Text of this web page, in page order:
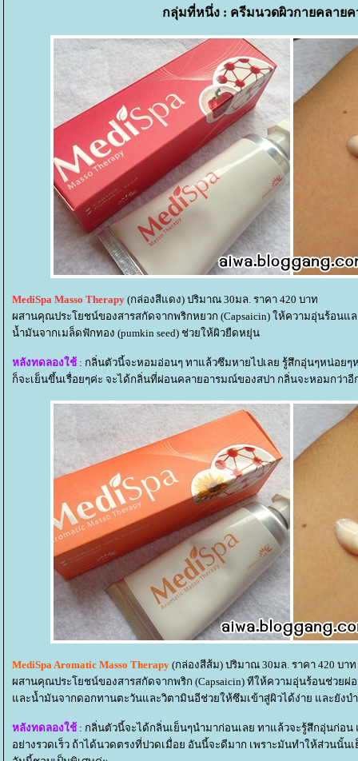
กลุ่มที่หนึ่ง : ครีมนวดผิวกายคลายค
MediSpa Masso Therapy (กล่องสีแดง) ปริมาณ 30มล. ราคา 420 บาท
ผสานคุณประโยชน์ของสารสกัดจากพริกหยวก (Capsaicin) ให้ความอุ่นร้อนแ
น้ำมันจากเมล็ดฟักทอง (pumkin seed) ช่วยให้ผิวยืดหยุ่น
หลังทดลองใช้ : กลิ่นตัวนี้จะหอมอ่อนๆ ทาแล้วซึมหายไปเลย รู้สึกอุ่นๆหน่อยๆ
ก็จะเย็นขึ้นเรื่อยๆค่ะ จะได้กลิ่นที่ผ่อนคลายอารมณ์ของสปา กลิ่นจะหอมกว่าอี
MediSpa Aromatic Masso Therapy (กล่องสีส้ม) ปริมาณ 30มล. ราคา 420 บาท
ผสานคุณประโยชน์ของสารสกัดจากพริก (Capsaicin) ทีให้ความอุ่นร้อนช่วยผ่
ละน้ำมันจากดอกทานตะวันและวิตามินอีช่วยให้ซึมเข้าสู่ผิวได้ง่าย และยัง
หลังทดลองใช้ : กลิ่นตัวนี้จะได้กลิ่นเย็นๆนำมาก่อนเลย ทาแล้วจะรู้สึกอุ่นก่อน
อย่างรวดเร็ว ถ้าได้นวดตรงที่ปวดเมื่อย อันนี้จะดีมาก เพราะมันทำให้ส่วนนั้น